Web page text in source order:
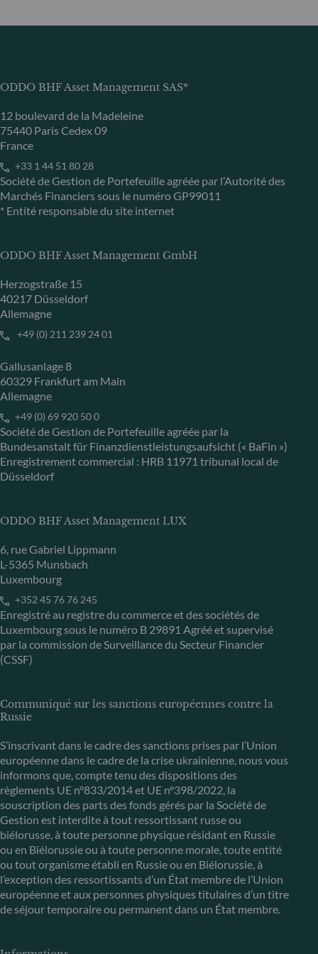
ODDO BHF Asset Management SAS*
12 boulevard de la Madeleine
75440 Paris Cedex 09
France
+33 1 44 51 80 28
Société de Gestion de Portefeuille agréée par l’Autorité des
Marchés Financiers sous le numéro GP99011
* Entité responsable du site internet
ODDO BHF Asset Management GmbH
Herzogstraße 15
40217 Düsseldorf
Allemagne
+49 (0) 211 239 24 01
Gallusanlage 8
60329 Frankfurt am Main
Allemagne
+49 (0) 69 920 50 0
Société de Gestion de Portefeuille agréée par la
Bundesanstalt für Finanzdienstleistungsaufsicht (« BaFin »)
Enregistrement commercial : HRB 11971 tribunal local de
Düsseldorf
ODDO BHF Asset Management LUX
6, rue Gabriel Lippmann
L-5365 Munsbach
Luxembourg
+352 45 76 76 245
Enregistré au registre du commerce et des sociétés de
Luxembourg sous le numéro B 29891 Agréé et supervisé
par la commission de Surveillance du Secteur Financier
(CSSF)
Communiqué sur les sanctions européennes contre la
Russie
S’inscrivant dans le cadre des sanctions prises par l’Union
européenne dans le cadre de la crise ukrainienne, nous vous
informons que, compte tenu des dispositions des
règlements UE n°833/2014 et UE n°398/2022, la
souscription des parts des fonds gérés par la Société de
Gestion est interdite à tout ressortissant russe ou
biélorusse, à toute personne physique résidant en Russie
ou en Biélorussie ou à toute personne morale, toute entité
ou tout organisme établi en Russie ou en Biélorussie, à
l’exception des ressortissants d’un État membre de l’Union
européenne et aux personnes physiques titulaires d’un titre
de séjour temporaire ou permanent dans un État membre.